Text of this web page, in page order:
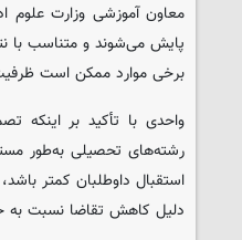
معاون آموزشی وزارت
پایش می‌شوند و متناسب با
برخی موارد ممکن است
واحدی با تأکید بر اینکه
رشته‌های تحصیلی به‌طور
استقبال داوطلبان کمتر
دلیل کاهش تقاضا نسبت به